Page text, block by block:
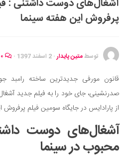
ایران گردی
جهان گردی
و مهارت‌های فردی
سالم
و درمان
و تندرستی
دوست داشتنی : فیلم
هفته سینما
متین پایدار·2 اسفند 1397 · ۰
جای خود را به فیلم جدید آشغال‌های دوست
در جایگاه سومین فیلم پرفروش این هفته
دوست داشتنی
سینما